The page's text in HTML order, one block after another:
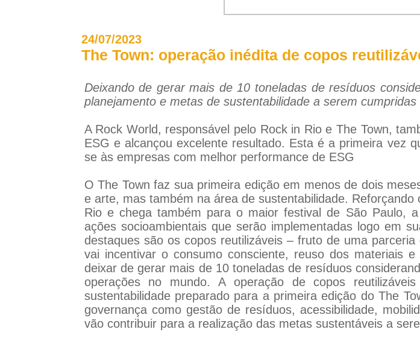
24/07/2023
The Town: operação inédita de copos
Deixando de gerar mais de 10 toneladas de resíduos
planejamento e metas de sustentabilidade a serem cumpridas
A Rock World, responsável pelo Rock in Rio e The Town,
ESG e alcançou excelente resultado. Esta é a primeira vez
se às empresas com melhor performance de ESG
O The Town faz sua primeira edição em menos de dois
e arte, mas também na área de sustentabilidade.
Rio e chega também para o maior festival de São Paulo,
ações socioambientais que serão implementadas logo em
destaques são os copos reutilizáveis – fruto de uma
vai incentivar o consumo consciente, reuso dos materiais
deixar de gerar mais de 10 toneladas de resíduos
operações no mundo. A operação de copos
sustentabilidade preparado para a primeira edição do The
governança como gestão de resíduos, acessibilidade,
vão contribuir para a realização das metas sustentáveis a